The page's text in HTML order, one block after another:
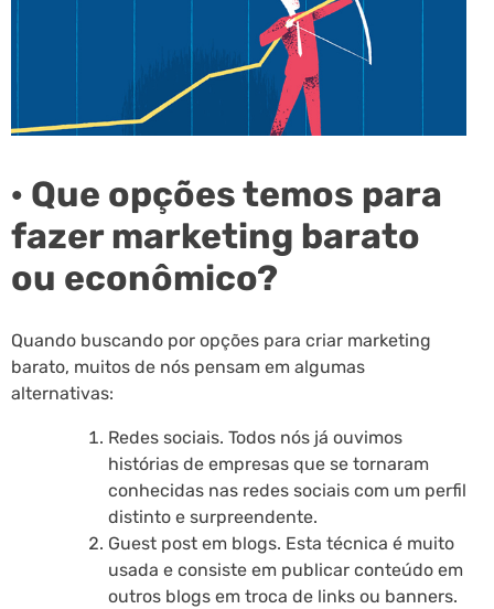
· Que opções temos para
fazer marketing barato
ou econômico?
Quando buscando por opções para criar marketing
barato, muitos de nós pensam em algumas
alternativas:
Redes sociais. Todos nós já ouvimos
histórias de empresas que se tornaram
conhecidas nas redes sociais com um perfil
distinto e surpreendente.
Guest post em blogs. Esta técnica é muito
usada e consiste em publicar conteúdo em
outros blogs em troca de links ou banners.